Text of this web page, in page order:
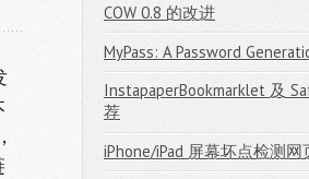
COW 0.8 的改进
MyPass: A Password
InstapaperBookmarklet 及
荐
iPhone/iPad 屏幕坏点检测网